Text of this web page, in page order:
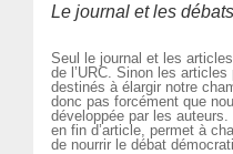
Le journal et les débats
Seul le journal et les
de l’URC. Sinon les
destinés à élargir notre
donc pas forcément que
développée par les
en fin d’article, permet à
de nourrir le débat